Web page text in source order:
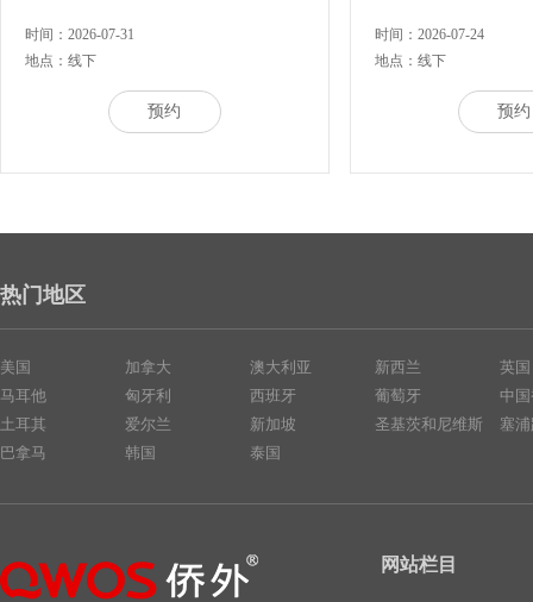
时间：2026-07-31
地点：线下
预约
时间：2026-07-24
地点：线下
预约
热门地区
美国
马耳他
土耳其
巴拿马
加拿大
匈牙利
爱尔兰
韩国
澳大利亚
西班牙
新加坡
泰国
新西兰
葡萄牙
圣基茨和尼维斯
英国
中
塞
网站栏目